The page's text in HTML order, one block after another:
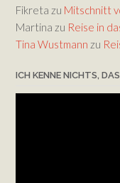
Fikreta zu Mitschnitt
Martina zu Reise in
Tina Wustmann zu
ICH KENNE NICHTS,